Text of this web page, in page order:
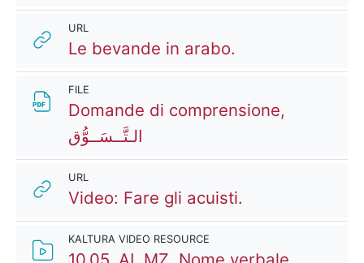
URL
Le bevande in arabo.
FILE
Domande di comprensione,
الـتَّــسَــوُّق
URL
Video: Fare gli acuisti.
KALTURA VIDEO RESOURCE